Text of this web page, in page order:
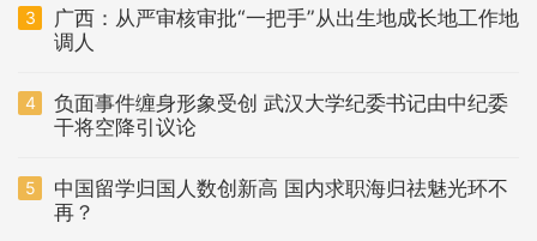
3
广西：从严审核审批“一把手”从出生地成长地工作地
调人
4
负面事件缠身形象受创 武汉大学纪委书记由中纪委
干将空降引议论
5
中国留学归国人数创新高 国内求职海归祛魅光环不
再？